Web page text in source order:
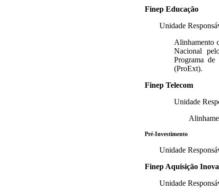
Finep Educação
Unidade
Alinhamento
Nacional
Programa
(ProExt).
Finep Telecom
Unidade
Pré-Investimento
Unidade
Finep Aquisição
Unidade